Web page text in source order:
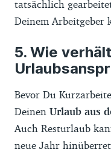
tatsächlich
Deinem Arbeitgeber
Wie
Bevor Du
Deinen Urlaub aus
Auch Resturlaub
neue Jahr